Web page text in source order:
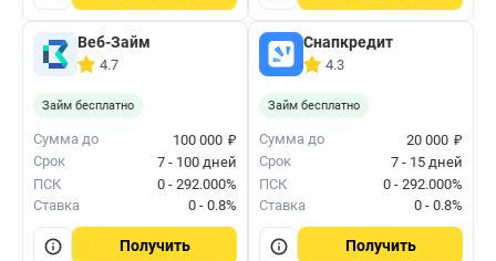
Веб-Займ
4.7
Займ бесплатно
Сумма до 100 000 ₽
Срок
7 - 100 дней
ПСК
0 - 292.000%
Ставка
0 - 0.8%
Получить
Снапкредит
4.3
Займ бесплатно
Сумма до 20 000 ₽
Срок
7 - 15 дней
ПСК
0 - 292.000%
Ставка
0 - 0.8%
Получить